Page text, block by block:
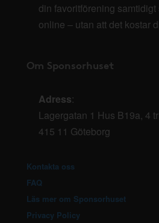
din favoritförening
online – utan att det kostar
Om Sponsorhuset
Adress:
Lagergatan 1 Hus B19a, 4 tr
415 11 Göteborg
Kontakta oss
FAQ
Läs mer om Sponsorhuset
Privacy Policy